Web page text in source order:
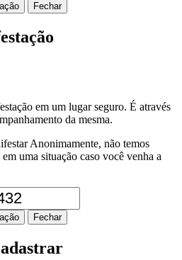
Fechar
em um lugar seguro. É através
da mesma.
Anonimamente, não temos
uma situação caso você venha a
Fechar